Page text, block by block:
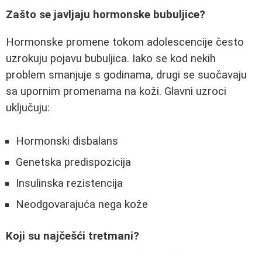
Zašto se javljaju hormonske bubuljice?
Hormonske promene tokom adolescencije često
uzrokuju pojavu bubuljica. Iako se kod nekih
problem smanjuje s godinama, drugi se suočavaju
sa upornim promenama na koži. Glavni uzroci
uključuju:
Hormonski disbalans
Genetska predispozicija
Insulinska rezistencija
Neodgovarajuća nega kože
Koji su najčešći tretmani?